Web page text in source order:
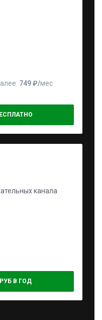
749 ₽⁠/⁠мес
канала
КУПИТЬ ЗА 2499 РУБ В ГОД